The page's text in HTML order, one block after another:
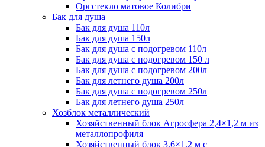
Оргстекло матовое Колибри
Бак для душа
Бак для душа 110л
Бак для душа 150л
Бак для душа с подогревом 110л
Бак для душа с подогревом 150 л
Бак для душа с подогревом 200л
Бак для летнего душа 200л
Бак для душа с подогревом 250л
Бак для летнего душа 250л
Хозблок металлический
Хозяйственный блок Агросфера 2,4×1,2 м из
металлопрофиля
Хозяйственный блок 3,6×1,2 м с